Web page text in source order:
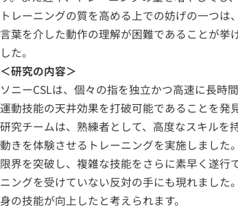
トレーニングの質を高める上での妨げの一つ
言葉を介した動作の理解が困難であることが挙
した。
＜研究の内容＞
ソニーCSLは、個々の指を独立かつ高速に長時
運動技能の天井効果を打破可能であることを発
研究チームは、熟練者として、高度なスキル
動きを体験させるトレーニングを実施しまし
限界を突破し、複雑な技能をさらに素早く遂
ニングを受けていない反対の手にも現れまし
身の技能が向上したと考えられます。